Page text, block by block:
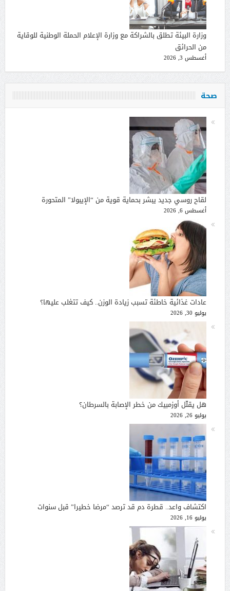
وزارة البيئة تطلق بالشراكة مع وزارة الإعلام الحملة الوطنية للوقاية
من الحرائق
أغسطس 3, 2026
صحة
لقاح روسي جديد يبشر بحماية قوية من “الإيبولا” المتحورة
أغسطس 6, 2026
عادات غذائية خاطئة تسبب زيادة الوزن.. كيف تتغلب عليها؟
يوليو 30, 2026
هل يقلّل أوزمبيك من خطر الإصابة بالسرطان؟
يوليو 26, 2026
اكتشاف واعد.. قطرة دم قد ترصد “مرضا خطيرا” قبل سنوات
يوليو 16, 2026